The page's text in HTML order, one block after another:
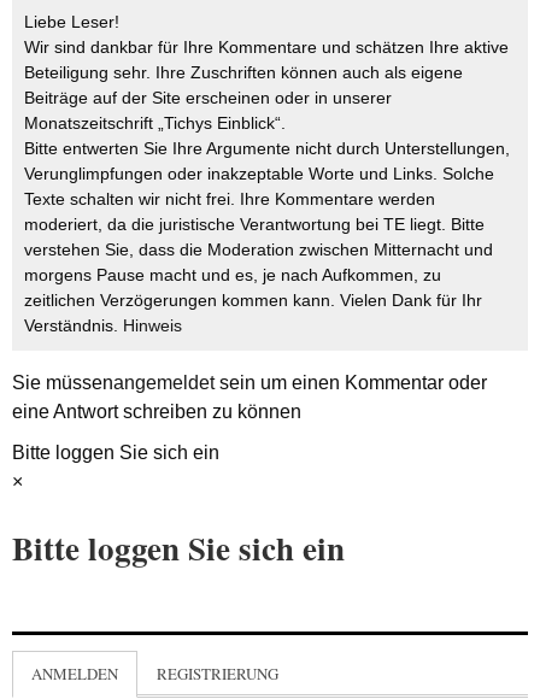
Liebe Leser!
Wir sind dankbar für Ihre Kommentare und schätzen Ihre aktive
Beteiligung sehr. Ihre Zuschriften können auch als eigene
Beiträge auf der Site erscheinen oder in unserer
Monatszeitschrift „Tichys Einblick“.
Bitte entwerten Sie Ihre Argumente nicht durch Unterstellungen,
Verunglimpfungen oder inakzeptable Worte und Links. Solche
Texte schalten wir nicht frei. Ihre Kommentare werden
moderiert, da die juristische Verantwortung bei TE liegt. Bitte
verstehen Sie, dass die Moderation zwischen Mitternacht und
morgens Pause macht und es, je nach Aufkommen, zu
zeitlichen Verzögerungen kommen kann. Vielen Dank für Ihr
Verständnis. Hinweis
Sie müssenangemeldetsein um einen Kommentar oder
eine Antwort schreiben zu können
Bitte loggen Sie sich ein
×
Bitte loggen Sie sich ein
ANMELDEN REGISTRIERUNG